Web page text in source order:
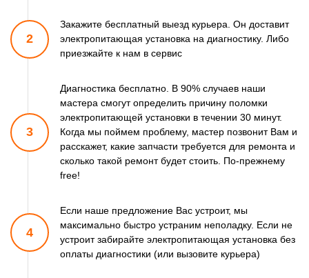
2
Закажите бесплатный выезд курьера. Он доставит
электропитающая установка на диагностику. Либо
приезжайте к нам в сервис
3
Диагностика бесплатно. В 90% случаев наши
мастера смогутопределить причину поломки
электропитающей установки в течении 30 минут.
Когда мы поймем проблему, мастер позвонит Вам и
расскажет, какие запчасти требуется для ремонта и
сколько такой ремонтбудет стоить. По-прежнему
free!
4
Если наше предложение Вас устроит, мы
максимально быстро устраним неполадку. Если не
устроит забирайте электропитающая установка без
оплаты диагностики (или вызовите курьера)